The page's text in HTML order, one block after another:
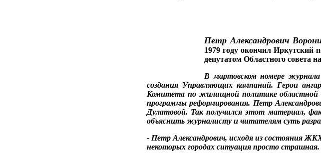
Петр Александрович
1979 году окончил Иркут­ский
депутатом Областного совета
Вмартовском номере
создания Управляющих компаний. Герои ангар­
Комитета по жилищной политике
программы реформи­рования. Петр Александ­
Дулатовой. Так получилсяэтот материал,
объяснить журналисту и читателям суть
- Петр Александро­вич, исходя из состоянияЖКХ
некоторых городах ситуация просто